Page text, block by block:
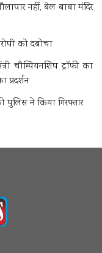
नहीं, बेल बाबा मंदिर
को दबोचा
चौम्पियनशिप ट्रॉफी का
प्रदर्शन
ने किया गिरफ्तार